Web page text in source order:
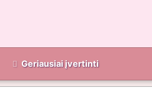
Geriausiai įvertinti